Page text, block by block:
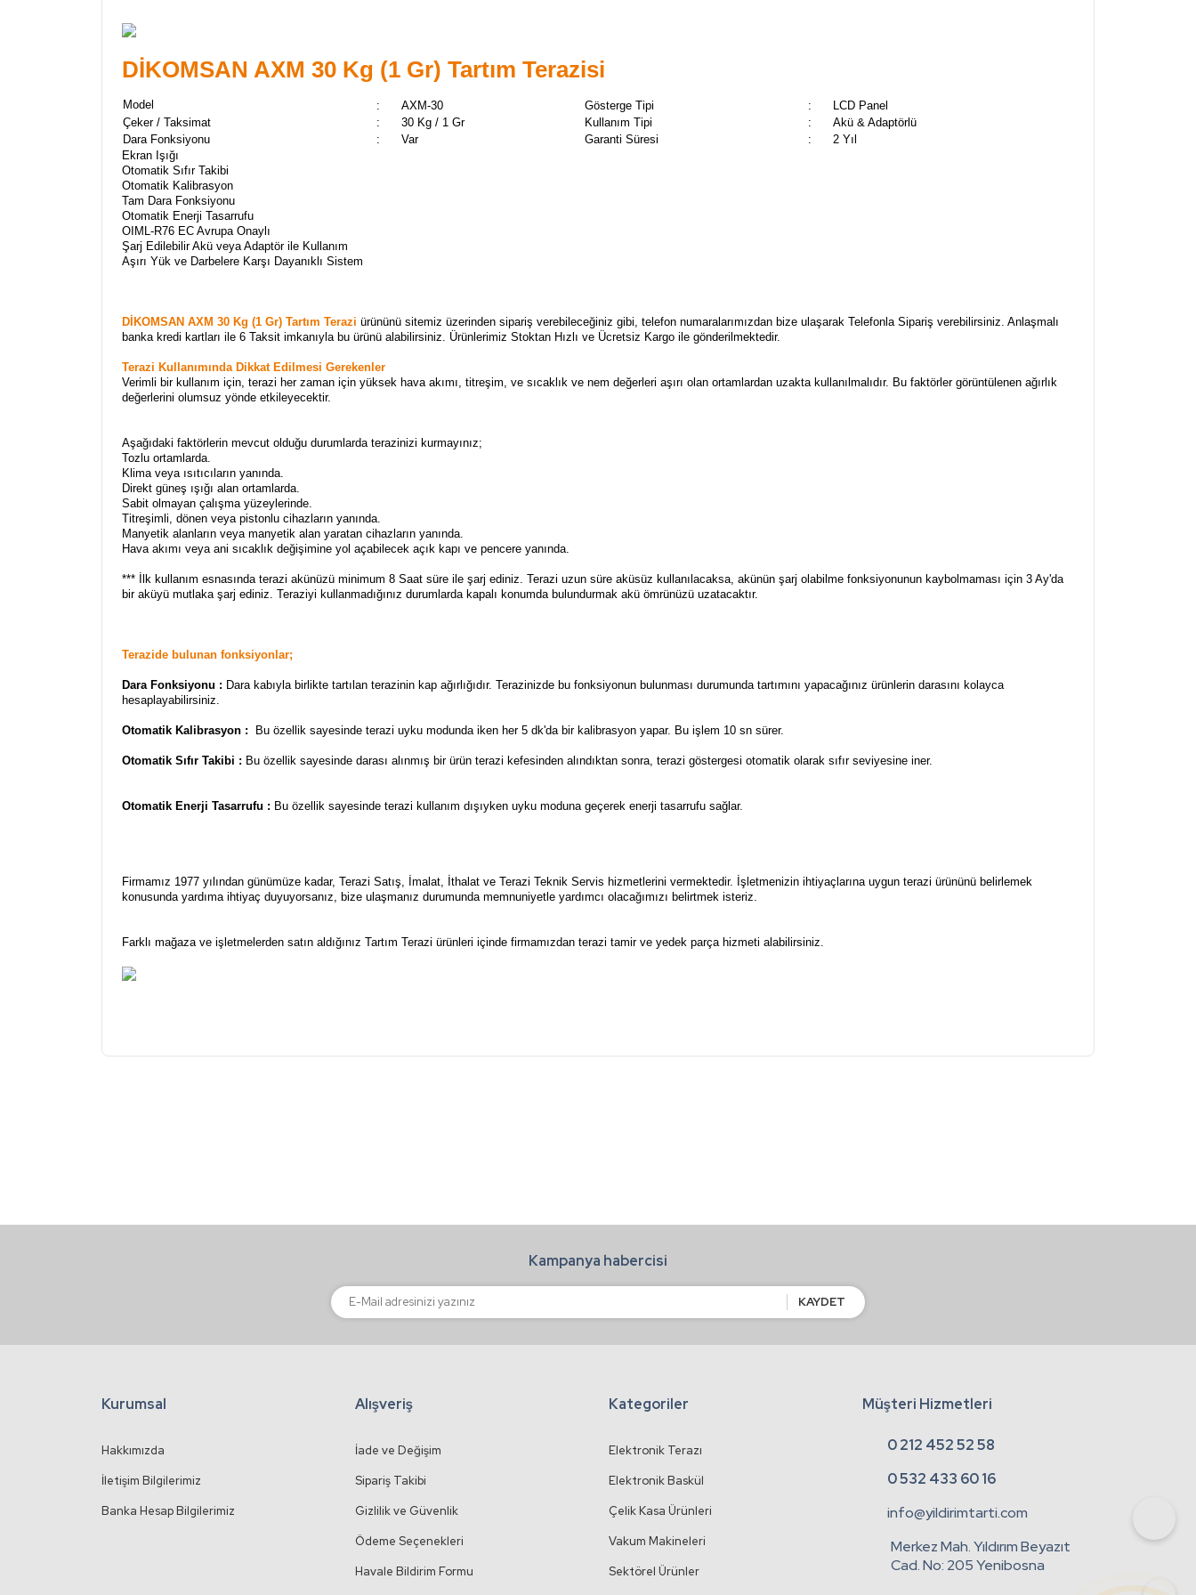
DİKOMSAN AXM 30 Kg (1 Gr) Tartım Terazisi
Model : AXM-30 Gösterge Tipi :
LCD Panel
Çeker / Taksimat
: 30 Kg / 1 Gr Kullanım Tipi :
Akü & Adaptörlü
Dara Fonksiyonu
: Var Garanti Süresi :
2 Yıl
Ekran Işığı
Otomatik Sıfır Takibi
Otomatik Kalibrasyon
Tam Dara Fonksiyonu
Otomatik Enerji Tasarrufu
OIML-R76 EC Avrupa Onaylı
Şarj Edilebilir Akü veya Adaptör ile Kullanım
Aşırı Yük ve Darbelere Karşı Dayanıklı Sistem
DİKOMSAN AXM 30 Kg (1 Gr) Tartım Terazi ürününü sitemiz üzerinden sipariş verebileceğiniz gibi, telefon numaralarımızdan bize ulaşarak Telefonla Sipariş verebilirsiniz. Anlaşmalı
banka kredi kartları ile 6 Taksit imkanıyla bu ürünü alabilirsiniz. Ürünlerimiz Stoktan Hızlı ve Ücretsiz Kargo ile gönderilmektedir.
Terazi Kullanımında Dikkat Edilmesi Gerekenler
Verimli bir kullanım için, terazi her zaman için yüksek hava akımı, titreşim, ve sıcaklık ve nem değerleri aşırı olan ortamlardan uzakta kullanılmalıdır. Bu faktörler görüntülenen ağırlık
değerlerini olumsuz yönde etkileyecektir.
Aşağıdaki faktörlerin mevcut olduğu durumlarda terazinizi kurmayınız;
Tozlu ortamlarda.
Klima veya ısıtıcıların yanında.
Direkt güneş ışığı alan ortamlarda.
Sabit olmayan çalışma yüzeylerinde.
Titreşimli, dönen veya pistonlu cihazların yanında.
Manyetik alanların veya manyetik alan yaratan cihazların yanında.
Hava akımı veya ani sıcaklık değişimine yol açabilecek açık kapı ve pencere yanında.
*** İlk kullanım esnasında terazi akünüzü minimum 8 Saat süre ile şarj ediniz. Terazi uzun süre aküsüz kullanılacaksa, akünün şarj olabilme fonksiyonunun kaybolmaması için 3 Ay'da
bir aküyü mutlaka şarj ediniz. Teraziyi kullanmadığınız durumlarda kapalı konumda bulundurmak akü ömrünüzü uzatacaktır.
Terazide bulunan fonksiyonlar;
Dara Fonksiyonu : Dara kabıyla birlikte tartılan terazinin kap ağırlığıdır. Terazinizde bu fonksiyonun bulunması durumunda tartımını yapacağınız ürünlerin darasını kolayca
hesaplayabilirsiniz.
Otomatik Kalibrasyon : Bu özellik sayesinde terazi uyku modunda iken her 5 dk'da bir kalibrasyon yapar. Bu işlem 10 sn sürer.
Otomatik Sıfır Takibi : Bu özellik sayesinde darası alınmış bir ürün terazi kefesinden alındıktan sonra, terazi göstergesi otomatik olarak sıfır seviyesine iner.
Otomatik Enerji Tasarrufu : Bu özellik sayesinde terazi kullanım dışıyken uyku moduna geçerek enerji tasarrufu sağlar.
Firmamız 1977 yılından günümüze kadar, Terazi Satış, İmalat, İthalat ve Terazi Teknik Servis hizmetlerini vermektedir. İşletmenizin ihtiyaçlarına uygun terazi ürününü belirlemek
konusunda yardıma ihtiyaç duyuyorsanız, bize ulaşmanız durumunda memnuniyetle yardımcı olacağımızı belirtmek isteriz.
Farklı mağaza ve işletmelerden satın aldığınız Tartım Terazi ürünleri içinde firmamızdan terazi tamir ve yedek parça hizmeti alabilirsiniz.
Görüş ve önerileriniz için teşekkür ederiz.
Kampanya habercisi
KAYDET
Kurumsal
Hakkımızda
İletişim Bilgilerimiz
Banka Hesap Bilgilerimiz
Alışveriş
İade ve Değişim
Sipariş Takibi
Gizlilik ve Güvenlik
Ödeme Seçenekleri
Havale Bildirim Formu
Kategoriler
Elektronik Terazı
Elektronik Baskül
Çelik Kasa Ürünleri
Vakum Makineleri
Sektörel Ürünler
Müşteri Hizmetleri
0 212 452 52 58
0 532 433 60 16
info@yildirimtarti.com
Merkez Mah. Yıldırım Beyazıt
Cad. No: 205 Yenibosna